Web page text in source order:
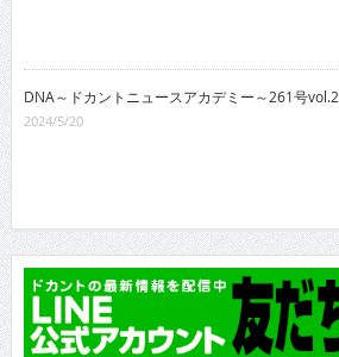
DNA～ドカントニュースアカデミー～261号vol.2
2024/5/20